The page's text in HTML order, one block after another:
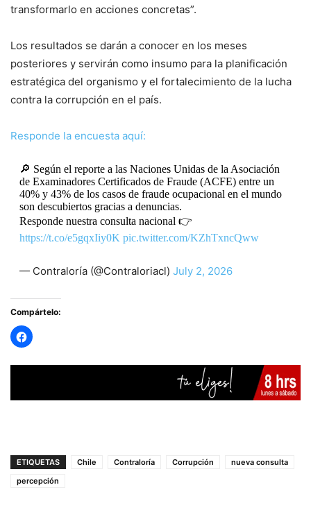
transformarlo en acciones concretas”.
Los resultados se darán a conocer en los meses
posteriores y servirán como insumo para la planificación
estratégica del organismo y el fortalecimiento de la lucha
contra la corrupción en el país.
Responde la encuesta aquí:
🔎 Según el reporte a las Naciones Unidas de la Asociación
de Examinadores Certificados de Fraude (ACFE) entre un
40% y 43% de los casos de fraude ocupacional en el mundo
son descubiertos gracias a denuncias.
Responde nuestra consulta nacional 👉
https://t.co/e5gqxIiy0K pic.twitter.com/KZhTxncQww
— Contraloría (@Contraloriacl) July 2, 2026
Compártelo:
ETIQUETAS Chile Contraloría Corrupción
nueva consulta
percepción